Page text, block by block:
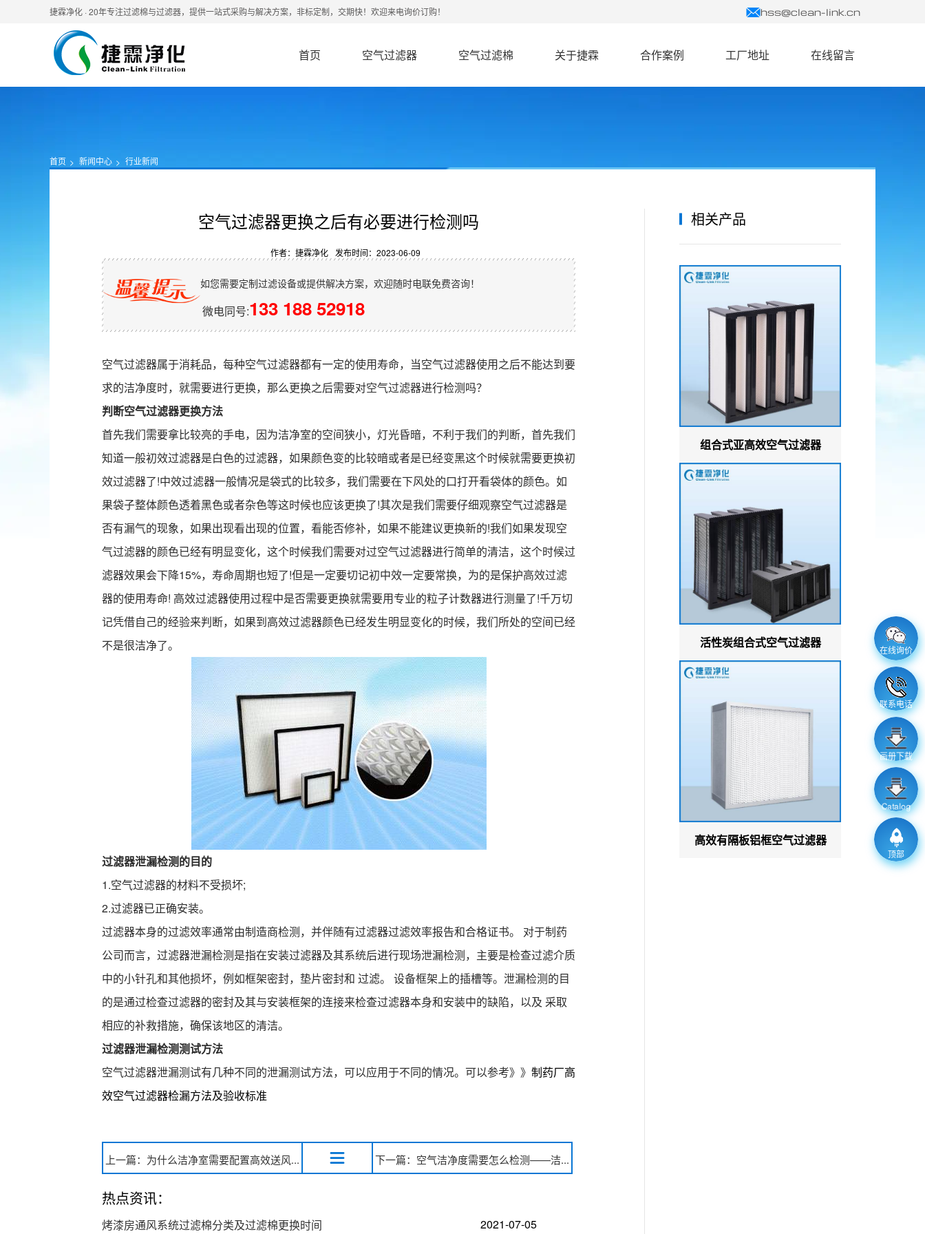
捷霖净化 · 20年专注过滤棉与过滤器，提供一站式采购与解决方案，非标定制，交期快！欢迎来电询价订购！ hss@clean-link.cn
首页 空气过滤器 空气过滤棉 关于捷霖 合作案例 工厂地址 在线留言
在线询价
联系电话
画册下载
Catalog
顶部
首页 新闻中心 行业新闻
空气过滤器更换之后有必要进行检测吗
作者：捷霖净化 发布时间：2023-06-09
如您需要定制过滤设备或提供解决方案，欢迎随时电联免费咨询！
微电同号:133 188 52918
空气过滤器属于消耗品，每种空气过滤器都有一定的使用寿命，当空气过滤器使用之后不能达到要
求的洁净度时，就需要进行更换，那么更换之后需要对空气过滤器进行检测吗？
判断空气过滤器更换方法
首先我们需要拿比较亮的手电，因为洁净室的空间狭小，灯光昏暗，不利于我们的判断，首先我们
知道一般初效过滤器是白色的过滤器，如果颜色变的比较暗或者是已经变黑这个时候就需要更换初
效过滤器了!中效过滤器一般情况是袋式的比较多，我们需要在下风处的口打开看袋体的颜色。如
果袋子整体颜色透着黑色或者杂色等这时候也应该更换了!其次是我们需要仔细观察空气过滤器是
否有漏气的现象，如果出现看出现的位置，看能否修补，如果不能建议更换新的!我们如果发现空
气过滤器的颜色已经有明显变化，这个时候我们需要对过空气过滤器进行简单的清洁，这个时候过
滤器效果会下降15%，寿命周期也短了!但是一定要切记初中效一定要常换，为的是保护高效过滤
器的使用寿命! 高效过滤器使用过程中是否需要更换就需要用专业的粒子计数器进行测量了!千万切
记凭借自己的经验来判断，如果到高效过滤器颜色已经发生明显变化的时候，我们所处的空间已经
不是很洁净了。
过滤器泄漏检测的目的
1.空气过滤器的材料不受损坏;
2.过滤器已正确安装。
过滤器本身的过滤效率通常由制造商检测，并伴随有过滤器过滤效率报告和合格证书。 对于制药
公司而言，过滤器泄漏检测是指在安装过滤器及其系统后进行现场泄漏检测，主要是检查过滤介质
中的小针孔和其他损坏，例如框架密封，垫片密封和 过滤。 设备框架上的插槽等。泄漏检测的目
的是通过检查过滤器的密封及其与安装框架的连接来检查过滤器本身和安装中的缺陷，以及 采取
相应的补救措施，确保该地区的清洁。
过滤器泄漏检测测试方法
空气过滤器泄漏测试有几种不同的泄漏测试方法，可以应用于不同的情况。可以参考》》 制药厂高
效空气过滤器检漏方法及验收标准
上一篇：为什么洁净室需要配置高效送风... 下一篇：空气洁净度需要怎么检测——洁...
热点资讯：
烤漆房通风系统过滤棉分类及过滤棉更换时间 2021-07-05
相关产品
组合式亚高效空气过滤器
活性炭组合式空气过滤器
高效有隔板铝框空气过滤器